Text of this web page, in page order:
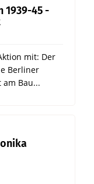
1939-45 -
mit: Der
Berliner
Bau...